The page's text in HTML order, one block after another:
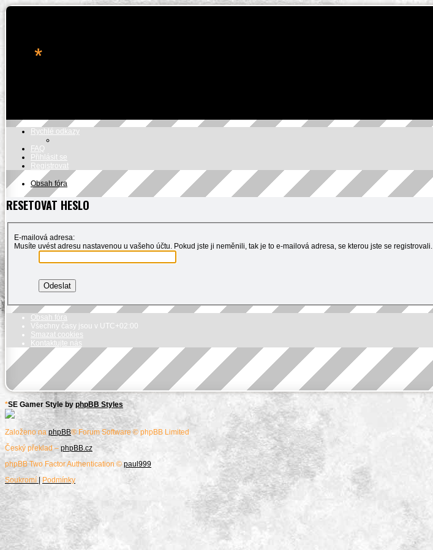
*
Rychlé odkazy
FAQ
Přihlásit se
Registrovat
Obsah fóra
RESETOVAT HESLO
E-mailová adresa:
Musíte uvést adresu nastavenou u vašeho účtu. Pokud jste ji neměnili, tak je to e-mailová adresa, se kterou jste se registrovali.
Obsah fóra
Všechny časy jsou v UTC+02:00
Smazat cookies
Kontaktujte nás
*SE Gamer Style byphpBB Styles
Založeno na phpBB® Forum Software © phpBB Limited
Český překlad – phpBB.cz
phpBB Two Factor Authentication © paul999
Soukromí | Podmínky